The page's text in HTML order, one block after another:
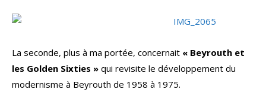
La seconde, plus à ma portée, concernait « Beyrouth et
les Golden Sixties » qui revisite le développement du
modernisme à Beyrouth de 1958 à 1975.